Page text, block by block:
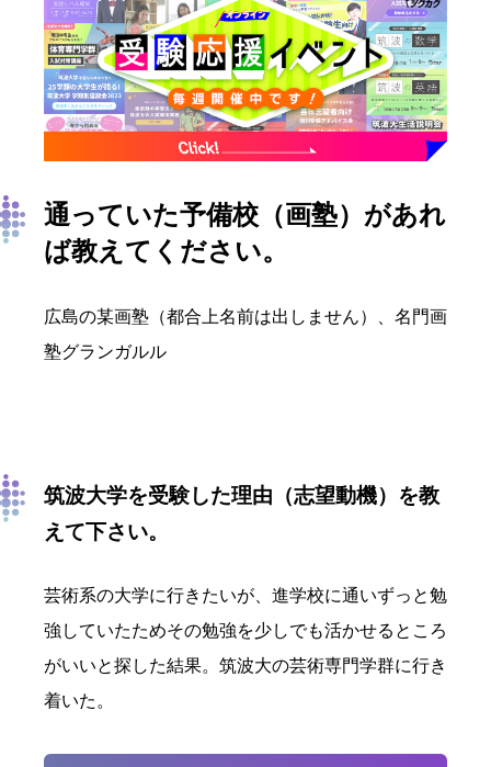
通っていた予備校（画塾）があれ
ば教えてください。
広島の某画塾（都合上名前は出しません）、名門画
塾グランガルル
筑波大学を受験した理由（志望動機）を教
えて下さい。
芸術系の大学に行きたいが、進学校に通いずっと勉
強していたためその勉強を少しでも活かせるところ
がいいと探した結果。筑波大の芸術専門学群に行き
着いた。